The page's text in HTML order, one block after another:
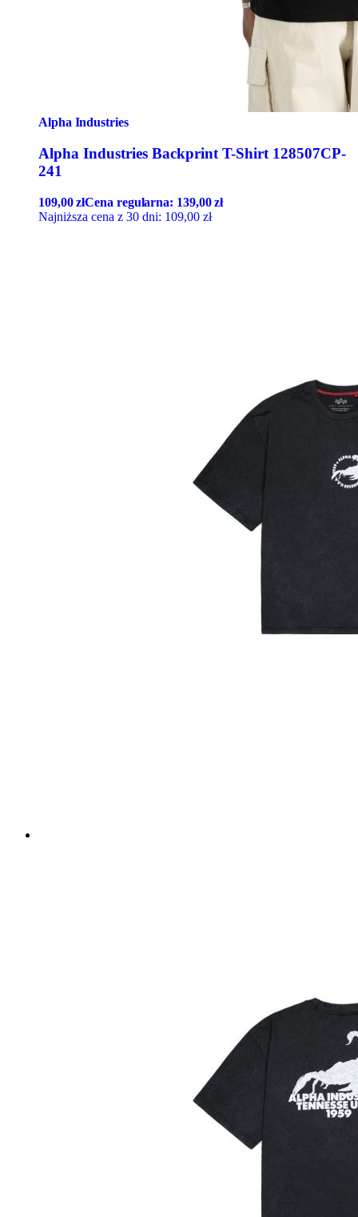
Alpha Industries
Alpha Industries Backprint T-Shirt 128507CP-
241
109,00złCena regularna: 139,00zł
Najniższa cena z 30 dni: 109,00 zł